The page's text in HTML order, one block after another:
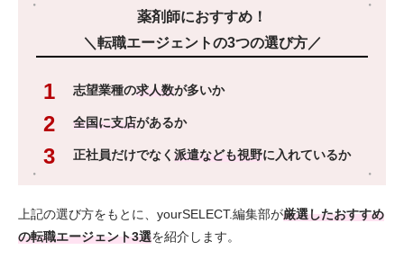
薬剤師向け転職エージェントの登録～転職までの流れ
9 薬剤師向け転職エージェントに関するよくある質問
10 まとめ
薬剤師におすすめ！
＼転職エージェントの3つの選び方／
志望業種の求人数が多いか
全国に支店があるか
正社員だけでなく派遣なども視野に入れているか
上記の選び方をもとに、yourSELECT.編集部が厳選したおすすめ
の転職エージェント3選を紹介します。